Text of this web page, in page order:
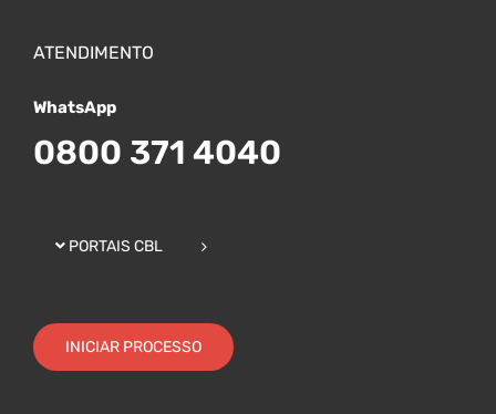
ATENDIMENTO
WhatsApp
0800 371 4040
PORTAIS CBL
INICIAR PROCESSO